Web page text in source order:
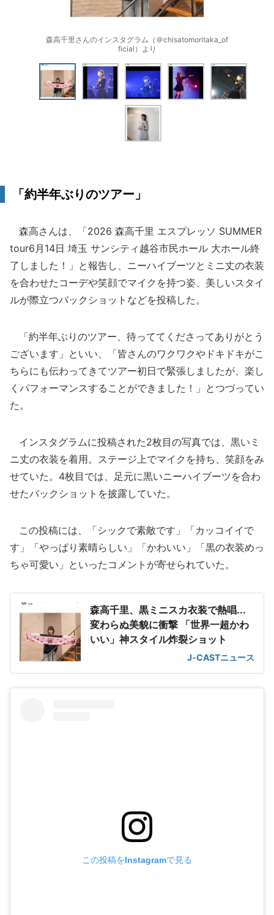
森高千里さんのインスタグラム（＠chisatomoritaka_of
ficial）より
「約半年ぶりのツアー」
森高さんは、「2026 森高千里 エスプレッソ SUMMER
tour6月14日 埼玉 サンシティ越谷市民ホール 大ホール終
了しました！」と報告し、ニーハイブーツとミニ丈の衣装
を合わせたコーデや笑顔でマイクを持つ姿、美しいスタイ
ルが際立つバックショットなどを投稿した。
「約半年ぶりのツアー、待っててくださってありがとう
ございます」といい、「皆さんのワクワクやドキドキがこ
ちらにも伝わってきてツアー初日で緊張しましたが、楽し
くパフォーマンスすることができました！」とつづってい
た。
インスタグラムに投稿された2枚目の写真では、黒いミ
ニ丈の衣装を着用。ステージ上でマイクを持ち、笑顔をみ
せていた。4枚目では、足元に黒いニーハイブーツを合わ
せたバックショットを披露していた。
この投稿には、「シックで素敵です」「カッコイイで
す」「やっぱり素晴らしい」「かわいい」「黒の衣装めっ
ちゃ可愛い」といったコメントが寄せられていた。
森高千里、黒ミニスカ衣装で熱唱...
変わらぬ美貌に衝撃 「世界一超かわ
いい」神スタイル炸裂ショット
J-CASTニュース
この投稿をInstagramで見る